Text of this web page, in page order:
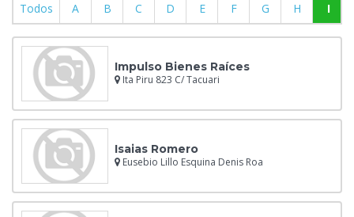
Todos A B C D E F G H I
Impulso Bienes Raíces
Ita Piru 823 C/ Tacuari
Isaias Romero
Eusebio Lillo Esquina Denis Roa